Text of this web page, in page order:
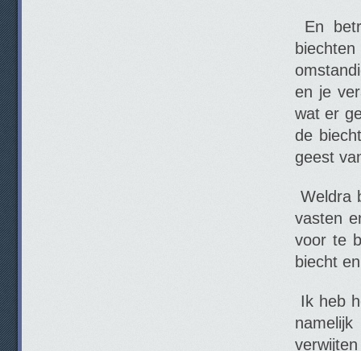
En
en je
wat er
de
geest
Weldra
vasten
voor te
biecht
Ik heb